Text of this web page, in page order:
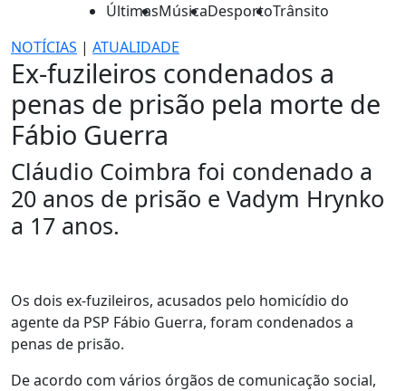
ÚltimasMúsicaDesportoTrânsito
NOTÍCIAS | ATUALIDADE
Ex-fuzileiros condenados a
penas de prisão pela morte de
Fábio Guerra
Cláudio Coimbra foi condenado a
20 anos de prisão e Vadym Hrynko
a 17 anos.
Os dois ex-fuzileiros, acusados pelo homicídio do
agente da PSP Fábio Guerra, foram condenados a
penas de prisão.
De acordo com vários órgãos de comunicação social,